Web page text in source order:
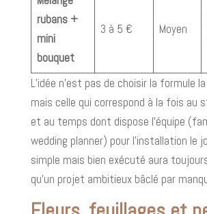
rubans +
mini
bouquet
3 à 5 € Moyen
L’idée n’est pas de choisir la formule
mais celle qui correspond à la fois au
et au temps dont dispose l’équipe
wedding planner) pour l’installation le
simple mais bien exécuté aura
qu’un projet ambitieux bâclé par